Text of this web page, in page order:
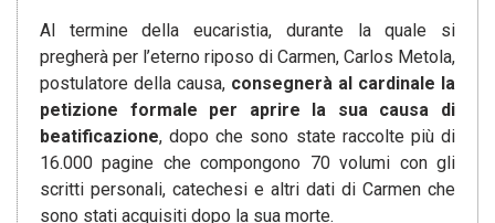
Al termine della eucaristia, durante la quale si
pregherà per l’eterno riposo di Carmen, Carlos Metola,
postulatore della causa, consegnerà al cardinale la
petizione formale per aprire la sua causa di
beatificazione, dopo che sono state raccolte più di
16.000 pagine che compongono 70 volumi con gli
scritti personali, catechesi e altri dati di Carmen che
sono stati acquisiti dopo la sua morte.